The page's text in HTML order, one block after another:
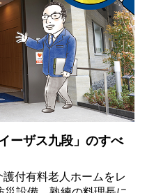
ーザス九段」のすべ
付有料老人ホームをレ